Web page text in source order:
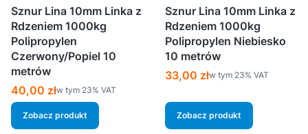
Sznur Lina 10mm Linka z
Rdzeniem 1000kg
Polipropylen
Czerwony/Popiel 10
metrów
Cena brutto
40,00 złw tym %s VAT
w tym 23% VAT
Zobacz produkt
Sznur Lina 10mm Linka z
Rdzeniem 1000kg
Polipropylen Niebiesko
10 metrów
Cena brutto
33,00 złw tym %s VAT
w tym 23% VAT
Zobacz produkt